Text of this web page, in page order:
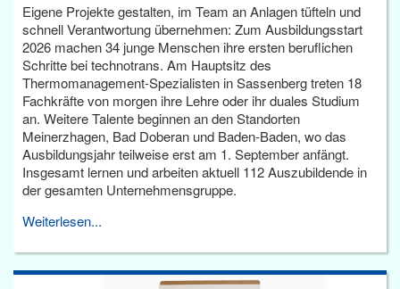
Eigene Projekte gestalten, im Team an Anlagen tüfteln und
schnell Verantwortung übernehmen: Zum Ausbildungsstart
2026 machen 34 junge Menschen ihre ersten beruflichen
Schritte bei technotrans. Am Hauptsitz des
Thermomanagement-Spezialisten in Sassenberg treten 18
Fachkräfte von morgen ihre Lehre oder ihr duales Studium
an. Weitere Talente beginnen an den Standorten
Meinerzhagen, Bad Doberan und Baden-Baden, wo das
Ausbildungsjahr teilweise erst am 1. September anfängt.
Insgesamt lernen und arbeiten aktuell 112 Auszubildende in
der gesamten Unternehmensgruppe.
Weiterlesen...